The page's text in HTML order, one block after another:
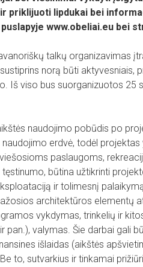
priklijuoti lipdukai bei
www.obeliai.eu bei
talkų organizavimas
norą būti aktyvesniais,
Iš viso bus suorganizuotos 25
naudojimo pobūdis po
erdvė, todėl projektas
paslaugoms,
būtina užtikrinti
ir tolimesnį
architektūros elementų
vykdymas, trinkelių ir
pan.), valymas. Šie darbai gali
išlaidas (aikštės
to, sutvarkius ir tinkamai